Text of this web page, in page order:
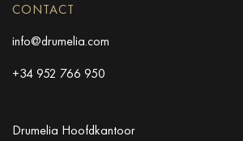
CONTACT
info@drumelia.com
+34 952 766 950
Drumelia Hoofdkantoor